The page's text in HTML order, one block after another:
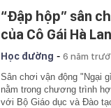
“Đập hộp” sân
của Cô Gái Hà
Học đường - 6 năm
Sân chơi vận động "Ngại
nằm trong chương trình
với Bộ Giáo dục và Đào